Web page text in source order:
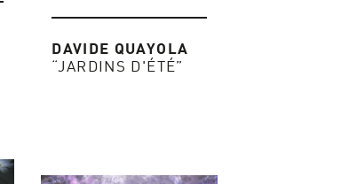
DAVIDE QUAYOLA
“JARDINS D'ÉTÉ”